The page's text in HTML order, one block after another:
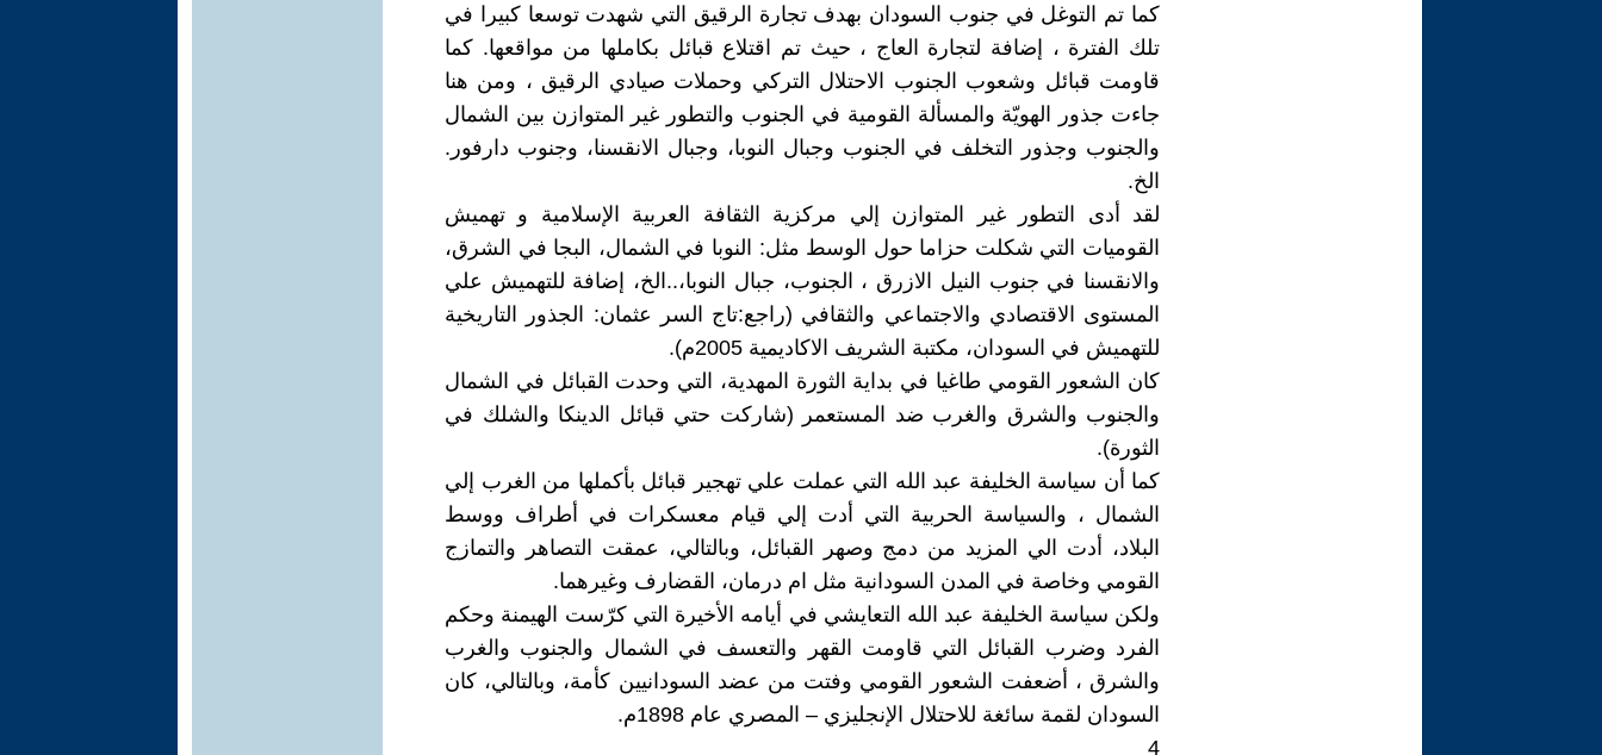
كما تم التوغل في جنوب السودان بهدف تجارة الرقيق التي شهدت توسعا كبيرا في
تلك الفترة ، إضافة لتجارة العاج ، حيث تم اقتلاع قبائل بكاملها من مواقعها. كما
قاومت قبائل وشعوب الجنوب الاحتلال التركي وحملات صيادي الرقيق ، ومن هنا
جاءت جذور الهويّة والمسألة القومية في الجنوب والتطور غير المتوازن بين الشمال
والجنوب وجذور التخلف في الجنوب وجبال النوبا، وجبال الانقسنا، وجنوب دارفور.
الخ.
لقد أدى التطور غير المتوازن إلي مركزية الثقافة العربية الإسلامية و تهميش
القوميات التي شكلت حزاما حول الوسط مثل: النوبا في الشمال، البجا في الشرق،
والانقسنا في جنوب النيل الازرق ، الجنوب، جبال النوبا،..الخ، إضافة للتهميش علي
المستوى الاقتصادي والاجتماعي والثقافي (راجع:تاج السر عثمان: الجذور التاريخية
للتهميش في السودان، مكتبة الشريف الاكاديمية 2005م).
كان الشعور القومي طاغيا في بداية الثورة المهدية، التي وحدت القبائل في الشمال
والجنوب والشرق والغرب ضد المستعمر (شاركت حتي قبائل الدينكا والشلك في
الثورة).
كما أن سياسة الخليفة عبد الله التي عملت علي تهجير قبائل بأكملها من الغرب إلي
الشمال ، والسياسة الحربية التي أدت إلي قيام معسكرات في أطراف ووسط
البلاد، أدت الي المزيد من دمج وصهر القبائل، وبالتالي، عمقت التصاهر والتمازج
القومي وخاصة في المدن السودانية مثل ام درمان، القضارف وغيرهما.
ولكن سياسة الخليفة عبد الله التعايشي في أيامه الأخيرة التي كرّست الهيمنة وحكم
الفرد وضرب القبائل التي قاومت القهر والتعسف في الشمال والجنوب والغرب
والشرق ، أضعفت الشعور القومي وفتت من عضد السودانيين كأمة، وبالتالي، كان
السودان لقمة سائغة للاحتلال الإنجليزي – المصري عام 1898م.
4